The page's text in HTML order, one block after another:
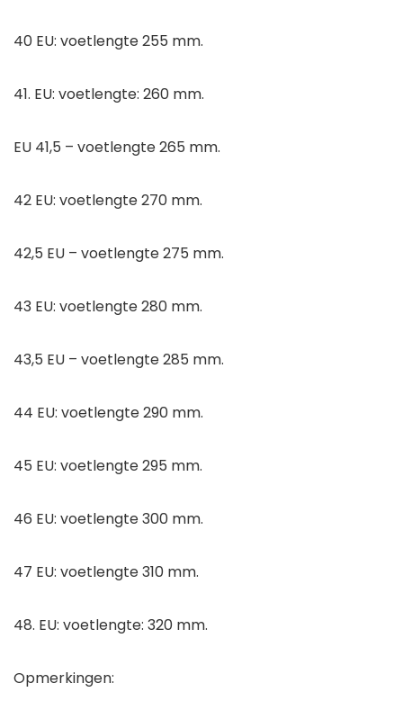
40 EU: voetlengte 255 mm.
41. EU: voetlengte: 260 mm.
EU 41,5 – voetlengte 265 mm.
42 EU: voetlengte 270 mm.
42,5 EU – voetlengte 275 mm.
43 EU: voetlengte 280 mm.
43,5 EU – voetlengte 285 mm.
44 EU: voetlengte 290 mm.
45 EU: voetlengte 295 mm.
46 EU: voetlengte 300 mm.
47 EU: voetlengte 310 mm.
48. EU: voetlengte: 320 mm.
Opmerkingen: